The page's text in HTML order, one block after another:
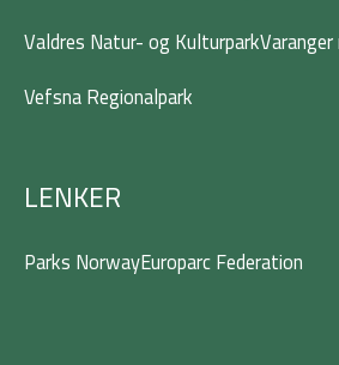
Valdres Natur- og Kulturpark
Vefsna Regionalpark
LENKER
Parks NorwayEuroparc Federation